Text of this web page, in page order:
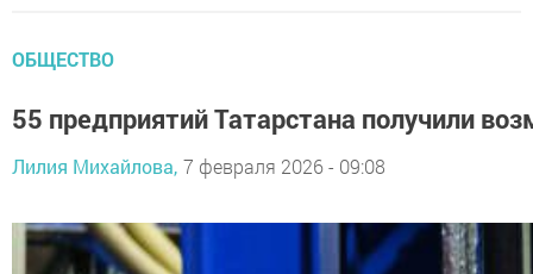
ОБЩЕСТВО
55 предприятий Татарстана получили
Лилия Михайлова, 7 февраля 2026 - 09:08